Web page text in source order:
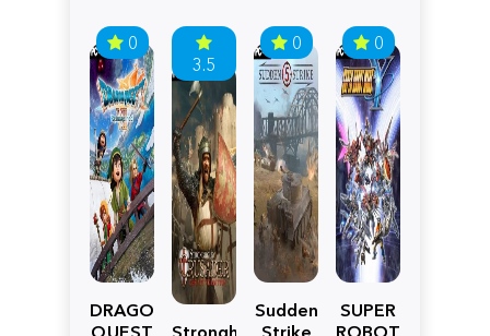
0
DRAGON
QUEST
3.5
Stronghold
0
Sudden
Strike
0
SUPER
ROBOT